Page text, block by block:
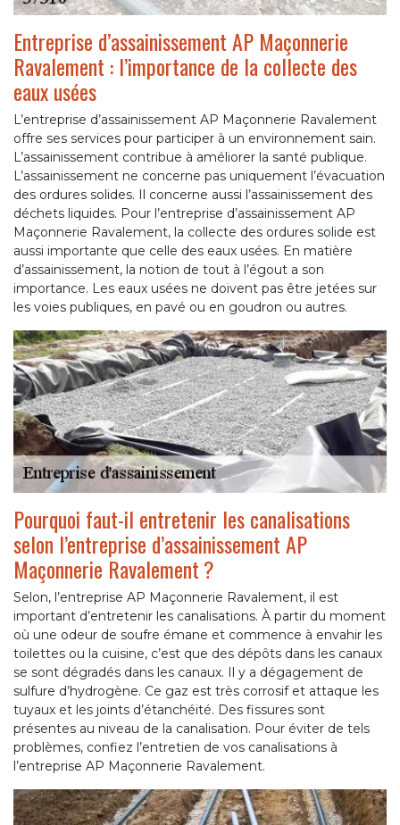
Entreprise d’assainissement AP Maçonnerie
Ravalement : l’importance de la collecte des
eaux usées
L’entreprise d’assainissement AP Maçonnerie Ravalement
offre ses services pour participer à un environnement sain.
L’assainissement contribue à améliorer la santé publique.
L’assainissement ne concerne pas uniquement l’évacuation
des ordures solides. Il concerne aussi l’assainissement des
déchets liquides. Pour l’entreprise d’assainissement AP
Maçonnerie Ravalement, la collecte des ordures solide est
aussi importante que celle des eaux usées. En matière
d’assainissement, la notion de tout à l’égout a son
importance. Les eaux usées ne doivent pas être jetées sur
les voies publiques, en pavé ou en goudron ou autres.
Pourquoi faut-il entretenir les canalisations
selon l’entreprise d’assainissement AP
Maçonnerie Ravalement ?
Selon, l’entreprise AP Maçonnerie Ravalement, il est
important d’entretenir les canalisations. À partir du moment
où une odeur de soufre émane et commence à envahir les
toilettes ou la cuisine, c’est que des dépôts dans les canaux
se sont dégradés dans les canaux. Il y a dégagement de
sulfure d’hydrogène. Ce gaz est très corrosif et attaque les
tuyaux et les joints d’étanchéité. Des fissures sont
présentes au niveau de la canalisation. Pour éviter de tels
problèmes, confiez l’entretien de vos canalisations à
l’entreprise AP Maçonnerie Ravalement.